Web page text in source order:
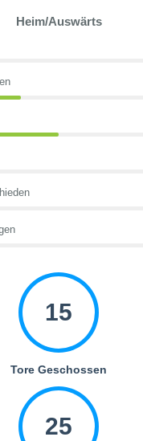
Heim/Auswärts
15
Tore Geschossen
25